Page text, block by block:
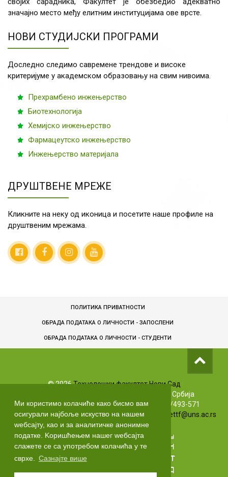
Ми користимо колачиће како бисмо вам
осигурали најбоље искуство на нашем
wебсајту, као и за аналитичке анонимне
податке. Kоришћењем нашег wебсајта
слажете се са употребом колачића у те
сврхе.
Сазнајте више
значајно место међу елитним институцијама ове врсте.
НОВИ СТУДИЈСКИ ПРОГРАМИ
Доследно следимо савремене трендове и високе
критеријуме у академском образовању на свим нивоима.
Прехрамбено инжењерство
Биотехнологија
Хемијско инжењерство
Фармацеутско инжењерство
Инжењерство материјала
ДРУШТВЕНЕ МРЕЖЕ
Кликните на неку од иконица и посетите наше профиле на
друштвеним мрежама.
ПОЛИТИКА ПРИВАТНОСТИ
ОБРАДА ПОДАТАКА О ЛИЧНОСТИ - ЗАПОСЛЕНИ
ОБРАДA ПОДАТАКА О ЛИЧНОСТИ - СТУДЕНТИ
©2026Технолошки факултет Нови Сад
Булевар цара Лазара 1, 21102 Нови Сад, Србија
Info телефони: +381 (0)21/485-3619 | (0)63/493-571
Маркетинг: +381 (0)21/485-3606 | Е-маил:
markettf@uns.ac.rs